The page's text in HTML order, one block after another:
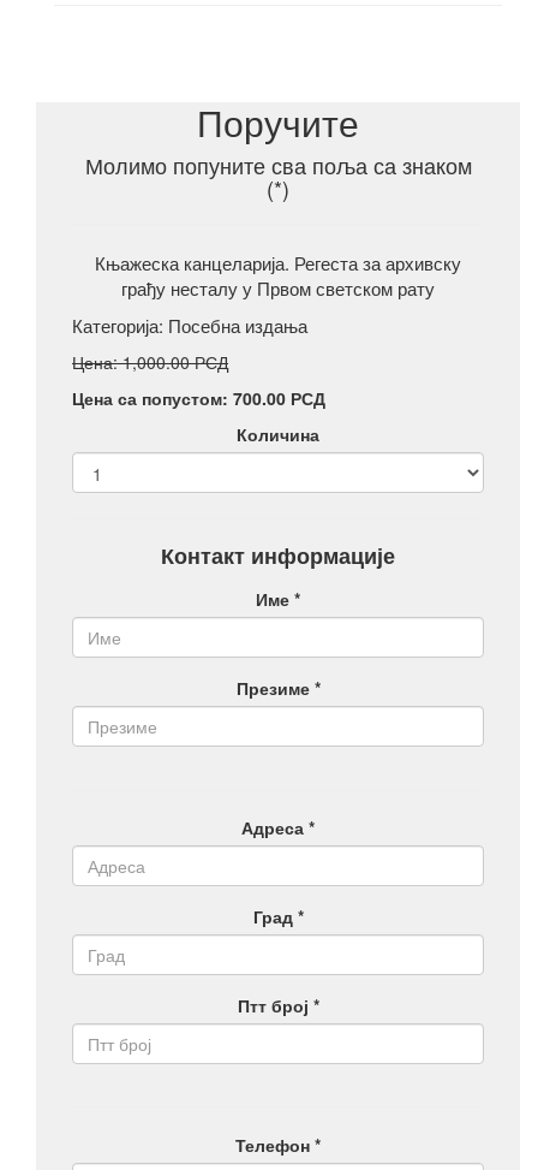
Поручите
Молимо попуните сва поља са знаком
(*)
Књажеска канцеларија. Регеста за архивску
грађу несталу у Првом светском рату
Категорија: Посебна издања
Цена: 1,000.00 РСД
Цена са попустом: 700.00 РСД
Количина
Контакт информације
Име *
Презиме *
Адреса *
Град *
Птт број *
Телефон *